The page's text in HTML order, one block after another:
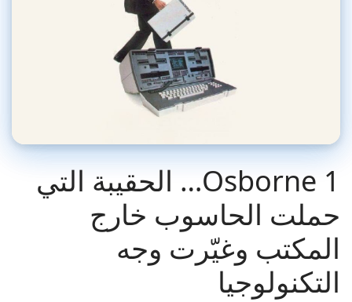
Osborne 1… الحقيبة التي
حملت الحاسوب خارج
المكتب وغيّرت وجه
التكنولوجيا